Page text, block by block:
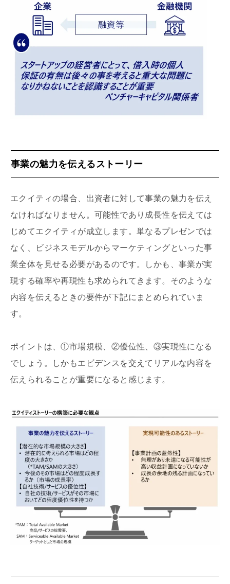
事業の魅力を伝えるストーリー
エクイティの場合、出資者に対して事業の魅力を伝え
なければなりません。可能性であり成長性を伝えては
じめてエクイティが成立します。単なるプレゼンでは
なく、ビジネスモデルからマーケティングといった事
業全体を見せる必要があるのです。しかも、事業が実
現する確率や再現性も求められてきます。そのような
内容を伝えるときの要件が下記にまとめられていま
す。
ポイントは、①市場規模、②優位性、③実現性になる
でしょう。しかもエビデンスを交えてリアルな内容を
伝えられることが重要になると感じます。